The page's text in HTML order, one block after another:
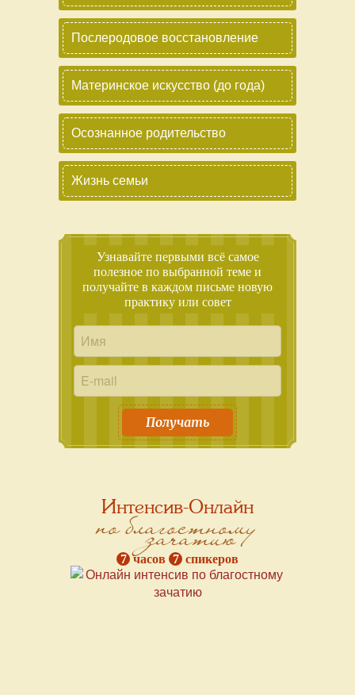
Послеродовое восстановление
Материнское искусство (до года)
Осознанное родительство
Жизнь семьи
Узнавайте первыми всё самое
полезное по выбранной теме и
получайте в каждом письме новую
практику или совет
Получать
Интенсив-Онлайн
по благостному
зачатию
7 часов 7 спикеров